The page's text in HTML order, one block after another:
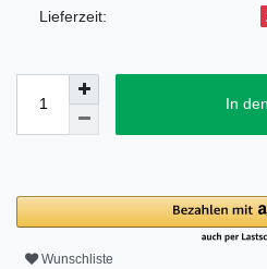
Lieferzeit:
In
Wunschliste